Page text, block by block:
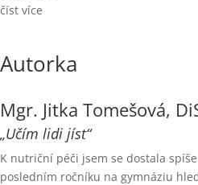
číst více
Autorka
Mgr. Jitka Tomešová,
„Učím lidi jíst“
K nutriční péči jsem se dostala
posledním ročníku na gymnáziu